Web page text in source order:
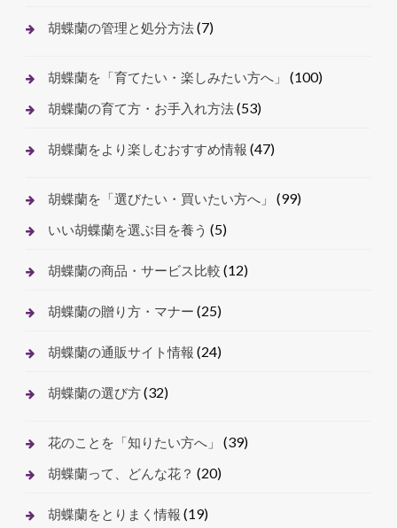
胡蝶蘭の管理と処分方法(7)
胡蝶蘭を「育てたい・楽しみたい方へ」 (100)
胡蝶蘭の育て方・お手入れ方法(53)
胡蝶蘭をより楽しむおすすめ情報 (47)
胡蝶蘭を「選びたい・買いたい方へ」 (99)
いい胡蝶蘭を選ぶ目を養う (5)
胡蝶蘭の商品・サービス比較 (12)
胡蝶蘭の贈り方・マナー (25)
胡蝶蘭の通販サイト情報 (24)
胡蝶蘭の選び方(32)
花のことを「知りたい方へ」 (39)
胡蝶蘭って、どんな花？ (20)
胡蝶蘭をとりまく情報 (19)